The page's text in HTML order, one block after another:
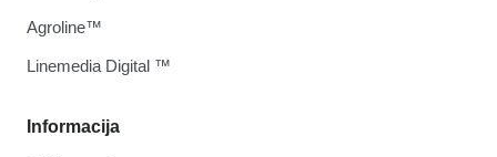
Informacija
Agroline™
Linemedia Digital ™